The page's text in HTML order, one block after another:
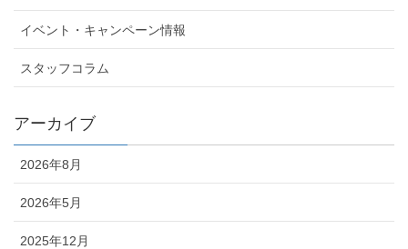
イベント・キャンペーン情報
スタッフコラム
アーカイブ
2026年8月
2026年5月
2025年12月